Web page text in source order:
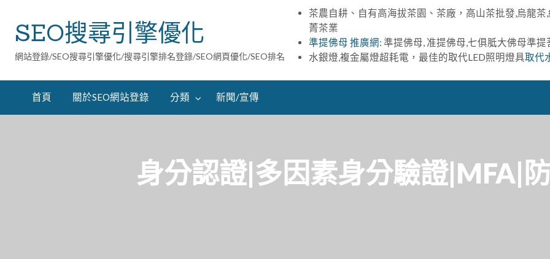
SEO搜尋引擎優化
網站登錄/SEO搜尋引擎優化/搜尋引擎排名登錄/SEO網頁優化/SEO排名
茶農自耕、自有高海拔茶園、茶廠，高山茶批發,烏龍茶
菁茶業
準提佛母 推廣網: 準提佛母, 准提佛母,七俱胝大佛母準
水銀燈,複金屬燈超耗電，最佳的取代LED照明燈具取代
首頁 關於SEO網站登錄 分類 新聞/宣傳
身分認證|多因素身分驗證|MFA|